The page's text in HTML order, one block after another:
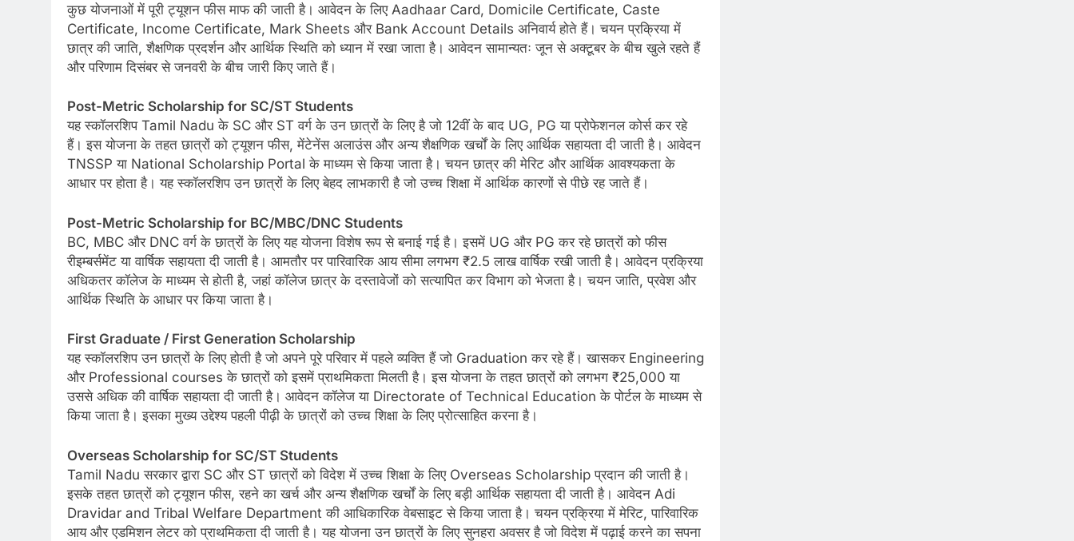
कुछ योजनाओं में पूरी ट्यूशन फीस माफ की जाती है। आवेदन के लिए Aadhaar Card, Domicile Certificate, Caste
Certificate, Income Certificate, Mark Sheets और Bank Account Details अनिवार्य होते हैं। चयन प्रक्रिया में
छात्र की जाति, शैक्षणिक प्रदर्शन और आर्थिक स्थिति को ध्यान में रखा जाता है। आवेदन सामान्यतः जून से अक्टूबर के बीच खुले रहते हैं
और परिणाम दिसंबर से जनवरी के बीच जारी किए जाते हैं।
Post-Metric Scholarship for SC/ST Students
यह स्कॉलरशिप Tamil Nadu के SC और ST वर्ग के उन छात्रों के लिए है जो 12वीं के बाद UG, PG या प्रोफेशनल कोर्स कर रहे
हैं। इस योजना के तहत छात्रों को ट्यूशन फीस, मेंटेनेंस अलाउंस और अन्य शैक्षणिक खर्चों के लिए आर्थिक सहायता दी जाती है। आवेदन
TNSSP या National Scholarship Portal के माध्यम से किया जाता है। चयन छात्र की मेरिट और आर्थिक आवश्यकता के
आधार पर होता है। यह स्कॉलरशिप उन छात्रों के लिए बेहद लाभकारी है जो उच्च शिक्षा में आर्थिक कारणों से पीछे रह जाते हैं।
Post-Metric Scholarship for BC/MBC/DNC Students
BC, MBC और DNC वर्ग के छात्रों के लिए यह योजना विशेष रूप से बनाई गई है। इसमें UG और PG कर रहे छात्रों को फीस
रीइम्बर्समेंट या वार्षिक सहायता दी जाती है। आमतौर पर पारिवारिक आय सीमा लगभग ₹2.5 लाख वार्षिक रखी जाती है। आवेदन प्रक्रिया
अधिकतर कॉलेज के माध्यम से होती है, जहां कॉलेज छात्र के दस्तावेजों को सत्यापित कर विभाग को भेजता है। चयन जाति, प्रवेश और
आर्थिक स्थिति के आधार पर किया जाता है।
First Graduate / First Generation Scholarship
यह स्कॉलरशिप उन छात्रों के लिए होती है जो अपने पूरे परिवार में पहले व्यक्ति हैं जो Graduation कर रहे हैं। खासकर Engineering
और Professional courses के छात्रों को इसमें प्राथमिकता मिलती है। इस योजना के तहत छात्रों को लगभग ₹25,000 या
उससे अधिक की वार्षिक सहायता दी जाती है। आवेदन कॉलेज या Directorate of Technical Education के पोर्टल के माध्यम से
किया जाता है। इसका मुख्य उद्देश्य पहली पीढ़ी के छात्रों को उच्च शिक्षा के लिए प्रोत्साहित करना है।
Overseas Scholarship for SC/ST Students
Tamil Nadu सरकार द्वारा SC और ST छात्रों को विदेश में उच्च शिक्षा के लिए Overseas Scholarship प्रदान की जाती है।
इसके तहत छात्रों को ट्यूशन फीस, रहने का खर्च और अन्य शैक्षणिक खर्चों के लिए बड़ी आर्थिक सहायता दी जाती है। आवेदन Adi
Dravidar and Tribal Welfare Department की आधिकारिक वेबसाइट से किया जाता है। चयन प्रक्रिया में मेरिट, पारिवारिक
आय और एडमिशन लेटर को प्राथमिकता दी जाती है। यह योजना उन छात्रों के लिए सुनहरा अवसर है जो विदेश में पढ़ाई करने का सपना